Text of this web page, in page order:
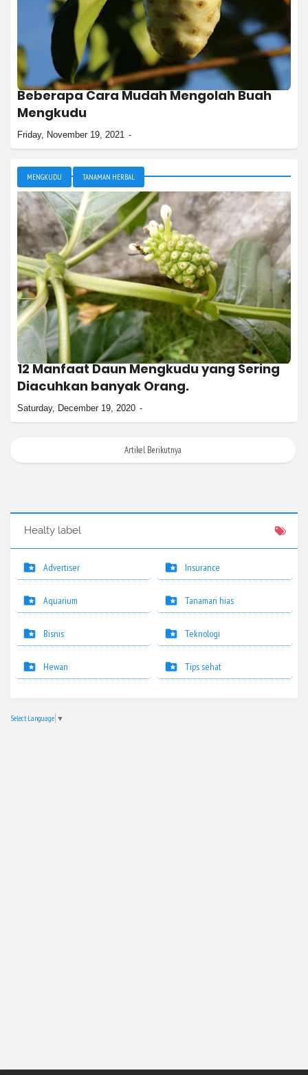
Beberapa Cara Mudah Mengolah Buah
Mengkudu
Friday, November 19, 2021
MENGKUDU TANAMAN HERBAL
12 Manfaat Daun Mengkudu yang Sering
Diacuhkan banyak Orang.
Saturday, December 19, 2020
Artikel Berikutnya
Healty label
Advertiser
Aquarium
Bisnis
Hewan
Insurance
Tanaman hias
Teknologi
Tips sehat
Select Language ▼